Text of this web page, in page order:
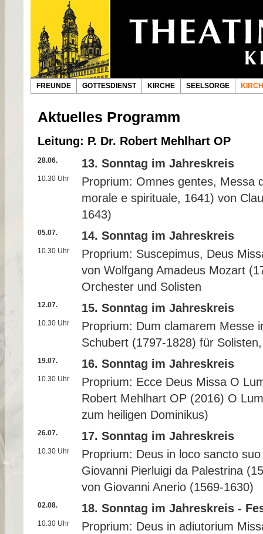
FREUNDE GOTTESDIENST KIRCHE SEELSORGE
Aktuelles Programm
Leitung: P. Dr. Robert Mehlhart OP
28.06. 13. Sonntag im Jahreskreis
10.30 Uhr
Proprium: Omnes gentes, Messa
morale e spirituale, 1641) von
1643)
05.07. 14. Sonntag im Jahreskreis
10.30 Uhr
Proprium: Suscepimus, Deus
von Wolfgang Amadeus Mozart
Orchester und Solisten
12.07. 15. Sonntag im Jahreskreis
10.30 Uhr
Proprium: Dum clamarem Messe
Schubert (1797-1828) für
19.07. 16. Sonntag im Jahreskreis
10.30 Uhr
Proprium: Ecce Deus Missa O
Robert Mehlhart OP (2016) O
zum heiligen Dominikus)
26.07. 17. Sonntag im Jahreskreis
10.30 Uhr
Proprium: Deus in loco sancto
Giovanni Pierluigi da Palestrina
von Giovanni Anerio (1569-1630)
02.08. 18. Sonntag im Jahreskreis -
10.30 Uhr
Proprium: Deus in adiutorium